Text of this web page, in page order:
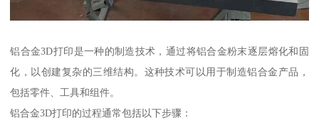
铝合金3D打印是一种的制造技术，通过将铝合金粉末逐层熔化和固
化，以创建复杂的三维结构。这种技术可以用于制造铝合金产品，
包括零件、工具和组件。
铝合金3D打印的过程通常包括以下步骤：